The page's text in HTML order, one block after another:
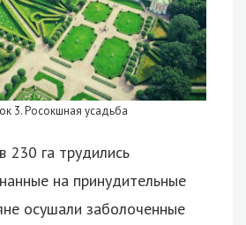
3. Росокшная усадьба
230 га трудились
на принудительные
осушали заболоченные